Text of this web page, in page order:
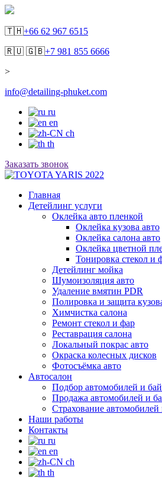
🇹🇭+66 62 967 6515
🇷🇺 🇬🇧+7 981 855 6666
>
info@detailing-phuket.com
ru
en
ch
th
Заказать звонок
Главная
Детейлинг услуги
Оклейка авто пленкой
Оклейка кузова авто
Оклейка салона авто
Оклейка цветной
Тонировка стекол и
Детейлинг мойка
Шумоизоляция авто
Удаление вмятин PDR
Полировка и защита
Химчистка салона
Ремонт стекол и фар
Реставрация салона
Локальный покрас авто
Окраска колесных дисков
Фотосъёмка авто
Автосалон
Подбор автомобилей и
Продажа автомобилей и
Страхование автомобилей
Наши работы
Контакты
ru
en
ch
th